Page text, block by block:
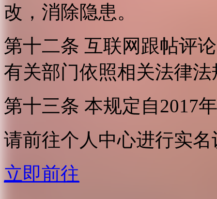
改，消除隐患。
第十二条 互联网跟帖评
有关部门依照相关法律
第十三条 本规定自2017
请前往个人中心进行实名
立即前往